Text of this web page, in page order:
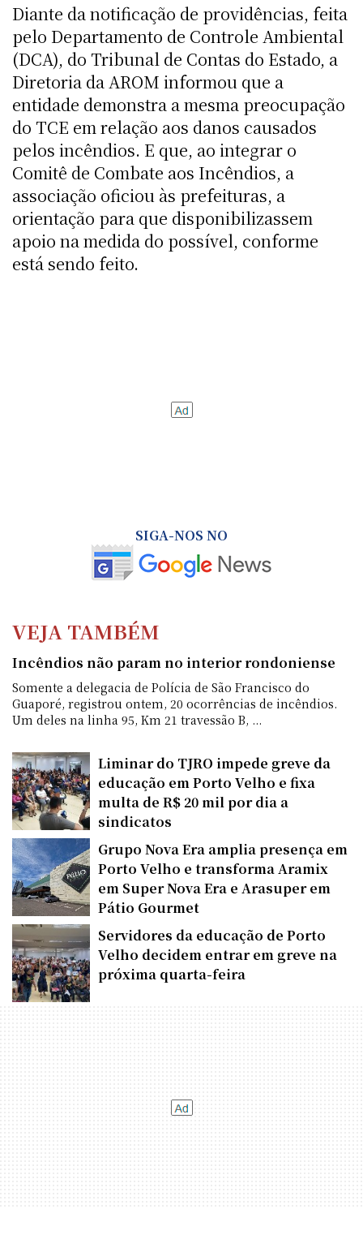
Diante da notificação de providências, feita
pelo Departamento de Controle Ambiental
(DCA), do Tribunal de Contas do Estado, a
Diretoria da AROM informou que a
entidade demonstra a mesma preocupação
do TCE em relação aos danos causados
pelos incêndios. E que, ao integrar o
Comitê de Combate aos Incêndios, a
associação oficiou às prefeituras, a
orientação para que disponibilizassem
apoio na medida do possível, conforme
está sendo feito.
SIGA-NOS NO
VEJA TAMBÉM
Incêndios não param no interior rondoniense
Somente a delegacia de Polícia de São Francisco do
Guaporé, registrou ontem, 20 ocorrências de incêndios.
Um deles na linha 95, Km 21 travessão B, ...
Liminar do TJRO impede greve da
educação em Porto Velho e fixa
multa de R$ 20 mil por dia a
sindicatos
Grupo Nova Era amplia presença em
Porto Velho e transforma Aramix
em Super Nova Era e Arasuper em
Pátio Gourmet
Servidores da educação de Porto
Velho decidem entrar em greve na
próxima quarta-feira